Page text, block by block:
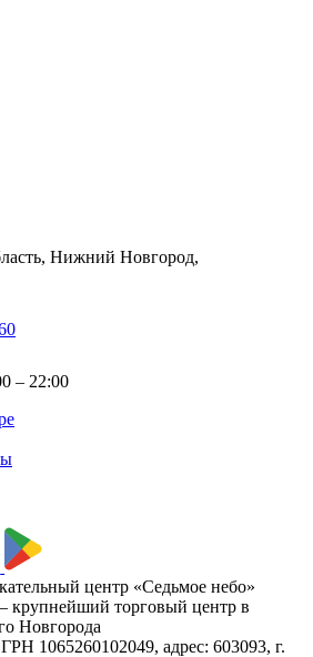
Нижний Новгород,
– 22:00
центр «Седьмое небо»
торговый центр в
Новгорода
1065260102049, адрес: 603093, г.